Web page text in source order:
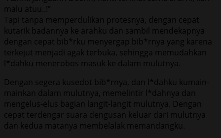
malu atuu..!”
Tapi tanpa memperdulikan protesnya, dengan cepat
kutarik badannya ke arahku dan sambil mendekapnya
dengan cepat bib*rku menyergap bib*rnya yang karena
terkejut menjadi agak terbuka, sehingga memudahkan
l*dahku menerobos masuk ke dalam mulutnya.
Dengan segera kusedot bib*rnya, dan l*dahku kumain-
mainkan dalam mulutnya, memelintir l*dahnya dan
mengelus-elus bagian langit-langit mulutnya. Dengan
cepat terdengar suara dengusan keluar dari mulutnya
dan kedua matanya membelalak memandangku.